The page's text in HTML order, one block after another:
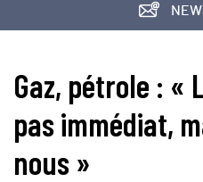
Gaz, pétrole : «
pas immédiat,
nous »